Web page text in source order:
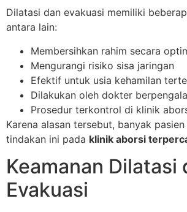
Dilatasi dan evakuasi memiliki
antara lain:
Membersihkan rahim secara
Mengurangi risiko sisa jaringan
Efektif untuk usia kehamilan
Dilakukan oleh dokter
Prosedur terkontrol di klinik
Karena alasan tersebut, banyak
tindakan ini pada klinik aborsi
Keamanan Dilatasi
Evakuasi